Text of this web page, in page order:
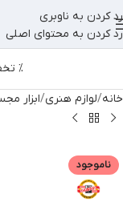
رد کردن به ناوبری
رد کردن به محتوای اصلی
%
خانه لوازم هنری ابزار
ناموجود